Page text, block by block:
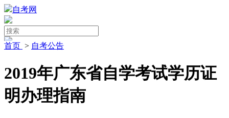
自考网
首页 > 自考公告
2019年广东省自学考试学历证
明办理指南